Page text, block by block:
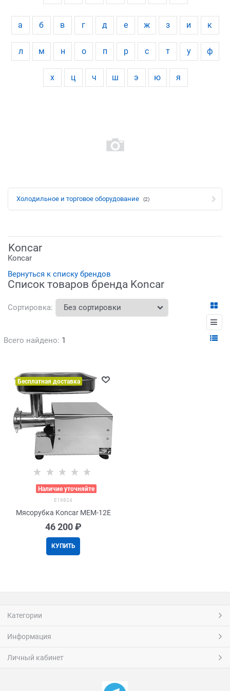
а б в г д е ж з и к
л м н о п р с т у ф
х ц ч ш э ю я
Холодильное и торговое оборудование (2)
Koncar
Koncar
Вернуться к списку брендов
Список товаров бренда Koncar
Сортировка:
Всего найдено: 1
Бесплатная доставка
Наличие уточняйте
E19824
Мясорубка Koncar MEM-12E
46 200 ₽
КУПИТЬ
Категории
Информация
Личный кабинет